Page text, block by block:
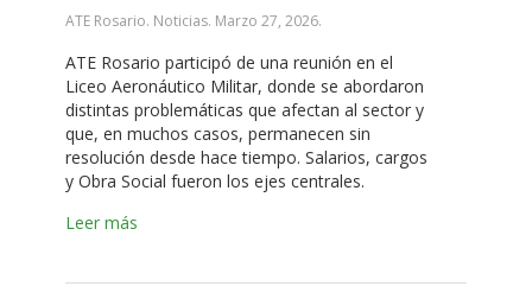
ATE Rosario. Noticias. Marzo 27, 2026.
ATE Rosario participó de una reunión en el
Liceo Aeronáutico Militar, donde se abordaron
distintas problemáticas que afectan al sector y
que, en muchos casos, permanecen sin
resolución desde hace tiempo. Salarios, cargos
y Obra Social fueron los ejes centrales.
Leer más